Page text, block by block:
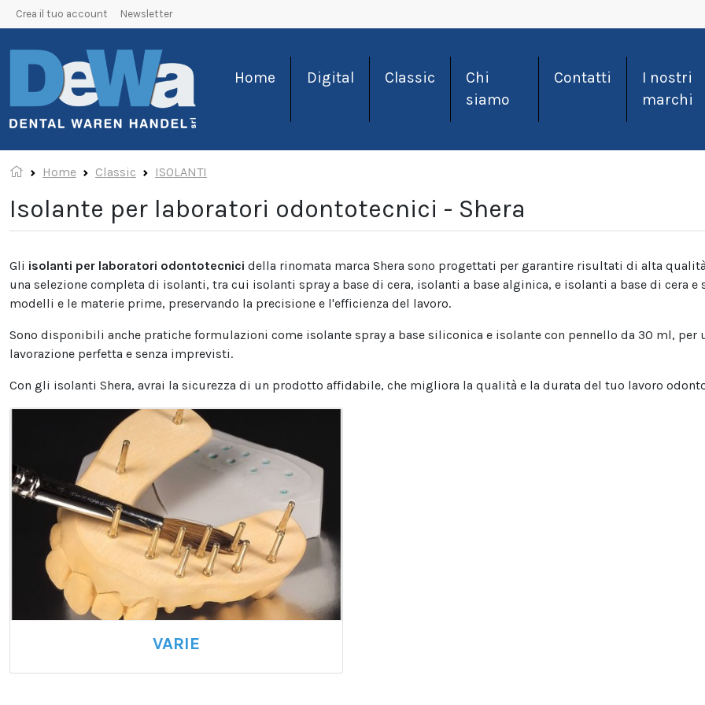
Crea il tuo account Newsletter
Home Digital Classic
Chi
siamo
Contatti
I nostri
marchi
Home Classic ISOLANTI
Isolante per laboratori odontotecnici - Shera
Gli isolanti per laboratori odontotecnici della rinomata marca Shera sono progettati per garantire risultati di alta
una selezione completa di isolanti, tra cui isolanti spray a base di cera, isolanti a base alginica, e isolanti a base di cera
modelli e le materie prime, preservando la precisione e l'efficienza del lavoro.
Sono disponibili anche pratiche formulazioni come isolante spray a base siliconica e isolante con pennello da 30 ml, per
lavorazione perfetta e senza imprevisti.
Con gli isolanti Shera, avrai la sicurezza di un prodotto affidabile, che migliora la qualità e la durata del tuo lavoro
VARIE